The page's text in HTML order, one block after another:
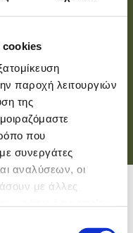
cookies
παροχή λειτουργιών
της
που
συνεργάτες
αναλύσεων, οι
με άλλες